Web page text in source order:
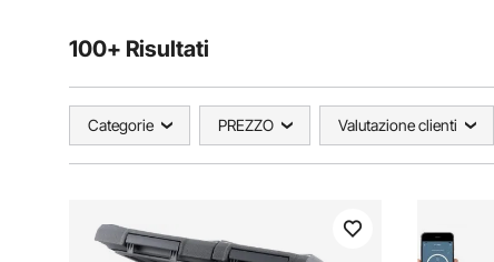
100+ Risultati
Categorie PREZZO Valutazione clienti